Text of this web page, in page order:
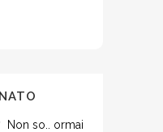
Non so.. ormai